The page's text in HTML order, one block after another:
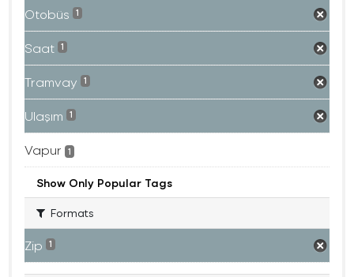
Otobüs 1
Saat 1
Tramvay 1
Ulaşım 1
Vapur 1
Show Only Popular Tags
Formats
Zip 1